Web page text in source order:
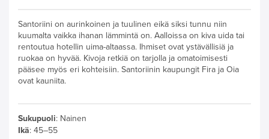
Santoriini on aurinkoinen ja tuulinen eikä siksi tunnu niin
kuumalta vaikka ihanan lämmintä on. Aalloissa on kiva uida tai
rentoutua hotellin uima-altaassa. Ihmiset ovat ystävällisiä ja
ruokaa on hyvää. Kivoja retkiä on tarjolla ja omatoimisesti
pääsee myös eri kohteisiin. Santoriinin kaupungit Fira ja Oia
ovat kauniita.
Sukupuoli: Nainen
Ikä: 45–55